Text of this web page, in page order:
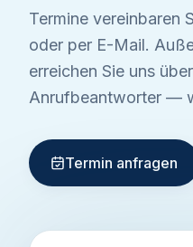
Termine vereinbaren
oder per E-Mail.
erreichen Sie uns
Anrufbeantworter —
Termin anfragen